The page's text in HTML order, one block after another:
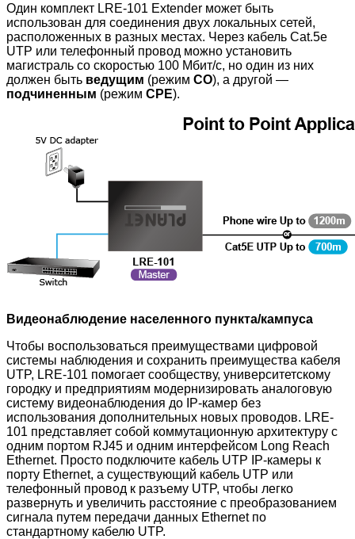
Один комплект LRE-101 Extender может быть
использован для соединения двух локальных сетей,
расположенных в разных местах. Через кабель Cat.5e
UTP или телефонный провод можно установить
магистраль со скоростью 100 Мбит/с, но один из них
должен быть ведущим (режим CO), а другой —
подчиненным (режим CPE).
Видеонаблюдение населенного пункта/кампуса
Чтобы воспользоваться преимуществами цифровой
системы наблюдения и сохранить преимущества кабеля
UTP, LRE-101 помогает сообществу, университетскому
городку и предприятиям модернизировать аналоговую
систему видеонаблюдения до IP-камер без
использования дополнительных новых проводов. LRE-
101 представляет собой коммутационную архитектуру с
одним портом RJ45 и одним интерфейсом Long Reach
Ethernet. Просто подключите кабель UTP IP-камеры к
порту Ethernet, а существующий кабель UTP или
телефонный провод к разъему UTP, чтобы легко
развернуть и увеличить расстояние с преобразованием
сигнала путем передачи данных Ethernet по
стандартному кабелю UTP.